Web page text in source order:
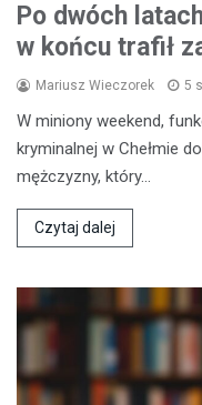
Po dwóch
w końcu trafił
Mariusz Wieczorek 5
W miniony weekend,
kryminalnej w Chełmie
mężczyzny, który…
Czytaj dalej